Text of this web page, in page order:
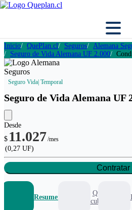
Inicio QuePlan.cl Seguros
Alemana
Seguro de Vida Alemana UF 2.000
Seguro Vida | Temporal
Seguro de Vida Alemana UF
Desde
$ 11.027/mes
(0,27 UF)
Contratar
Resumen
Que
cubre